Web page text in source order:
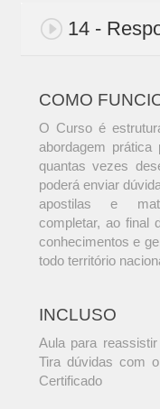
14 -
COMO
O Curso é
abordagem
quantas vezes
poderá enviar
apostilas e
completar, ao final
conhecimentos e
todo território
INCLUSO
Aula para
Tira dúvidas com
Certificado